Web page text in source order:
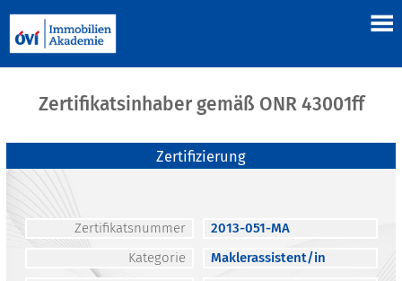
Zertifikatsinhaber gemäß ONR 43001ff
Zertifizierung
Zertifikatsnummer
2013-051-MA
Kategorie
Maklerassistent/in